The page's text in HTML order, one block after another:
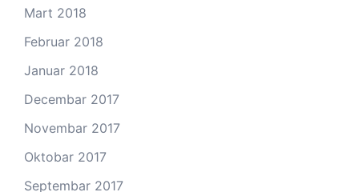
Mart 2018
Februar 2018
Januar 2018
Decembar 2017
Novembar 2017
Oktobar 2017
Septembar 2017